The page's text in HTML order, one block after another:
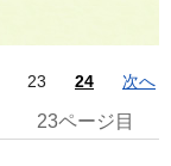
23 24 次へ
23ページ目